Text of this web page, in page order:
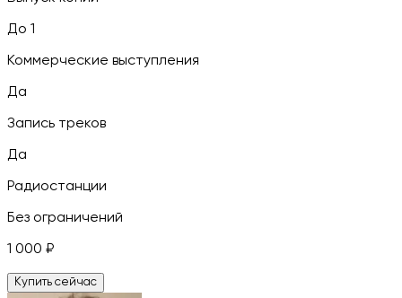
До 1
Коммерческие выступления
Да
Запись треков
Да
Радиостанции
Без ограничений
1 000 ₽
Купить сейчас